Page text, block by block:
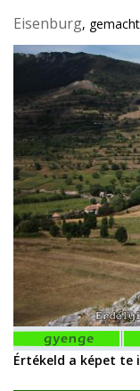
Eisenburg,
Értékeld a képet